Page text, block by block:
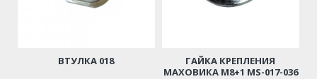
ВТУЛКА 018
ГАЙКА КРЕПЛЕНИЯ
МАХОВИКА М8+1 MS-017-036